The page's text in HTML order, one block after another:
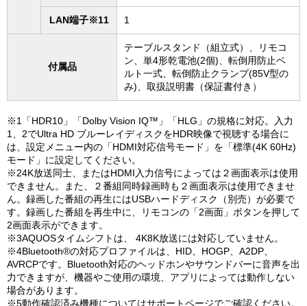
LAN端子※11 1
付属品
テーブルスタンド（組立式）、リモコ
ン、単4形乾電池(2個)、転倒用防止ベ
ルト一式、転倒防止クランプ(85V型の
み)、取扱説明書（保証書付き）
※1「HDR10」「Dolby Vision IQ™」「HLG」の規格に対応。入力
1、2でUltra HD ブルーレイディスクをHDR映像で視聴する場合に
は、設定メニュー内の「HDMI対応信号モード」を「標準(4K 60Hz)
モード」に設定してください。
※24K放送同士、またはHDMI入力信号によっては２画面表示は使用
できません。また、２番組同時録画時も２画面表示は使用できませ
ん。録画した番組の再生にはUSBハードディスク（別売）が必要で
す。録画した番組を再生中に、リモコンの「2画面」ボタンを押して
2画面表示ができます。
※3AQUOSタイムシフトは、 4K8K放送には対応していません。
※4Bluetooth®の対応プロファイルは、HID、HOGP、A2DP、
AVRCPです。Bluetooth対応のヘッドホンやサウンドバーに音声を出
力できますが、機器やご使用の環境、アプリによっては動作しない
場合があります。
※5動作確認済み機種についてはサポートページでご確認ください。